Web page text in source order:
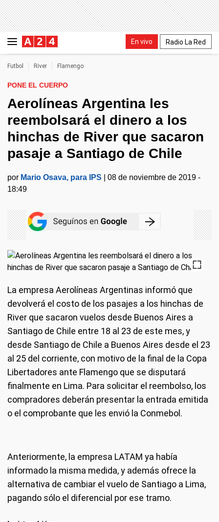
En vivo Radio La Red
Futbol River Flamengo
PONE EL CUERPO
Aerolíneas Argentina les
reembolsará el dinero a los
hinchas de River que sacaron
pasaje a Santiago de Chile
por Mario Osava, para IPS
08 de noviembre de 2019 -
18:49
La empresa Aerolíneas Argentinas informó que
devolverá el costo de los pasajes a los hinchas de
River que sacaron vuelos desde Buenos Aires a
Santiago de Chile entre 18 al 23 de este mes, y
desde Santiago de Chile a Buenos Aires desde el 23
al 25 del corriente, con motivo de la final de la Copa
Libertadores ante Flamengo que se disputará
finalmente en Lima. Para solicitar el reembolso, los
compradores deberán presentar la entrada emitida
o el comprobante que les envió la Conmebol.
Anteriormente, la empresa LATAM ya había
informado la misma medida, y además ofrece la
alternativa de cambiar el vuelo de Santiago a Lima,
pagando sólo el diferencial por ese tramo.